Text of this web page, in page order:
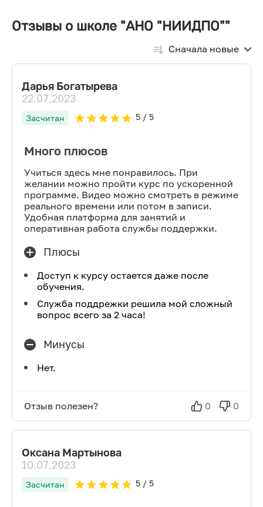
Отзывы о школе "АНО "НИИДПО""
Сначала новые
Дарья Богатырева
22.07.2023
Засчитан 5/ 5
Много плюсов
Учиться здесь мне понравилось. При
желании можно пройти курс по ускоренной
программе. Видео можно смотреть в режиме
реального времени или потом в записи.
Удобная платформа для занятий и
оперативная работа службы поддержки.
Плюсы
Доступ к курсу остается даже после
обучения.
Служба поддрежки решила мой сложный
вопрос всего за 2 часа!
Минусы
Нет.
Отзыв полезен? 0 0
Оксана Мартынова
10.07.2023
Засчитан 5/ 5